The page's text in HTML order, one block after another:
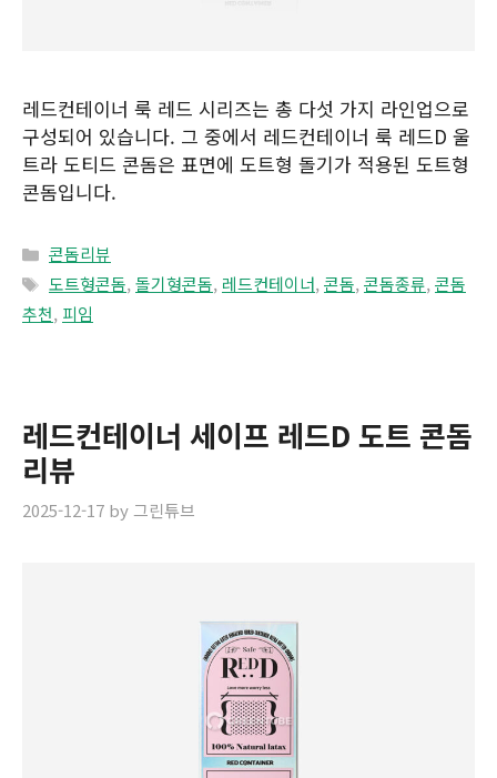
레드컨테이너 룩 레드 시리즈는 총 다섯 가지 라인업으로
구성되어 있습니다. 그 중에서 레드컨테이너 룩 레드D 울
트라 도티드 콘돔은 표면에 도트형 돌기가 적용된 도트형
콘돔입니다.
Categories
콘돔리뷰
Tags
도트형콘돔,돌기형콘돔, 레드컨테이너,콘돔,콘돔종류,콘돔
추천, 피임
레드컨테이너 세이프 레드D 도트 콘돔
리뷰
2025-12-17 by그린튜브